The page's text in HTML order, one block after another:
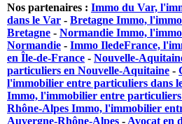
Nos partenaires : Immo du Var,
dans le Var - Bretagne Immo,
Bretagne - Normandie Immo,
Normandie - Immo IledeFrance,
en Île-de-France - Nouvelle-
particuliers en Nouvelle-Aquitaine -
l'immobilier entre particuliers dans
Immo, l'immobilier entre particuliers
Rhône-Alpes Immo, l'immobilier
Auvergne-Rhône-Alpes - Avocat en